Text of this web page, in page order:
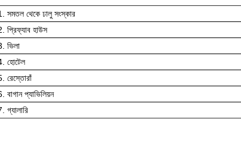
সমতল থেকে ঢালু সংস্কার
প্রিফ্যাব হাউস
ভিলা
হোটেল
রেস্তোরাঁ
বাগান প্যাভিলিয়ন
গ্যালারি